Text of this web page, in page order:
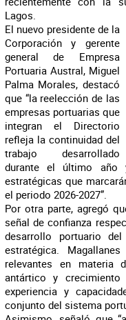
Lagos.
El nuevo presidente de la
Corporación y gerente
general de Empresa
Portuaria Austral, Miguel
Palma Morales, destacó
que “la reelección de las
empresas portuarias que
integran el Directorio
refleja la continuidad del
trabajo desarrollado
durante el último año
estratégicas que
el periodo 2026-2027”.
Por otra parte, agregó
señal de confianza
desarrollo portuario
estratégica.
relevantes en materia
antártico y
experiencia y
conjunto del sistema